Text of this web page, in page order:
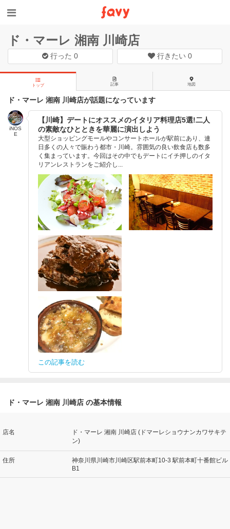
ド・マーレ 湘南 川崎店
行った0 行きたい 0
トップ 記事 地図
ド・マーレ 湘南 川崎店が話題になっています
iNOS
E
【川崎】デートにオススメのイタリア料理店5選!二人
の素敵なひとときを華麗に演出しよう
大型ショッピングモールやコンサートホールが駅前にあり、連
日多くの人々で賑わう都市・川崎。雰囲気の良い飲食店も数多
く集まっています。今回はその中でもデートにイチ押しのイタ
リアンレストランをご紹介し...
この記事を読む
ド・マーレ 湘南 川崎店 の基本情報
店名
ド・マーレ 湘南 川崎店 (ドマーレショウナンカワサキテ
ン)
住所
神奈川県川崎市川崎区駅前本町10-3 駅前本町十番館ビル
B1